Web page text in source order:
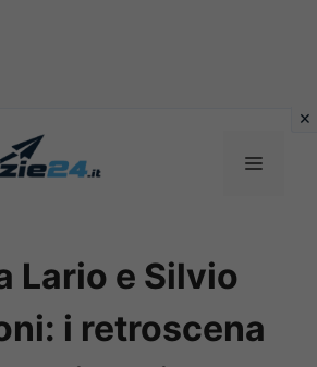
MENU
Lario e Silvio
i retroscena